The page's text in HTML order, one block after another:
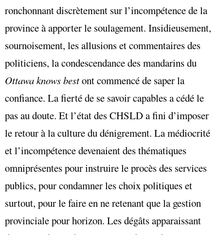
ronchonnant discrètement sur l’incompétence de la
province à apporter le soulagement. Insidieusement,
sournoisement, les allusions et commentaires des
politiciens, la condescendance des mandarins du
Ottawa knows bestont commencé de saper la
confiance. La fierté de se savoir capables a cédé le
pas au doute. Et l’état des CHSLD a fini d’imposer
le retour à la culture du dénigrement. La médiocrité
et l’incompétence devenaient des thématiques
omniprésentes pour instruire le procès des services
publics, pour condamner les choix politiques et
surtout, pour le faire en ne retenant que la gestion
provinciale pour horizon. Les dégâts apparaissant